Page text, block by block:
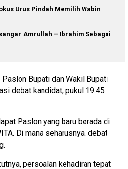
Urus Pindah Memilih Wabin
Amrullah – Ibrahim Sebagai
Paslon Bupati dan Wakil Bupati
debat kandidat, pukul 19.45
Paslon yang baru berada di
Di mana seharusnya, debat
persoalan kehadiran tepat